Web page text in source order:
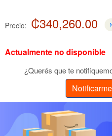
Precio: ₡340,260.00
Actualmente no disponible
¿Querés que te